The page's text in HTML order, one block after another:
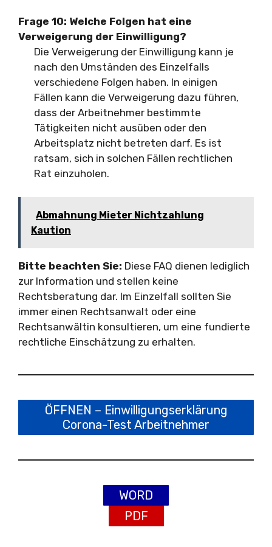
Frage 10: Welche Folgen hat eine
Verweigerung der Einwilligung?
Die Verweigerung der Einwilligung kann je
nach den Umständen des Einzelfalls
verschiedene Folgen haben. In einigen
Fällen kann die Verweigerung dazu führen,
dass der Arbeitnehmer bestimmte
Tätigkeiten nicht ausüben oder den
Arbeitsplatz nicht betreten darf. Es ist
ratsam, sich in solchen Fällen rechtlichen
Rat einzuholen.
Abmahnung Mieter Nichtzahlung
Kaution
Bitte beachten Sie: Diese FAQ dienen lediglich
zur Information und stellen keine
Rechtsberatung dar. Im Einzelfall sollten Sie
immer einen Rechtsanwalt oder eine
Rechtsanwältin konsultieren, um eine fundierte
rechtliche Einschätzung zu erhalten.
ÖFFNEN – Einwilligungserklärung
Corona-Test Arbeitnehmer
WORD
PDF